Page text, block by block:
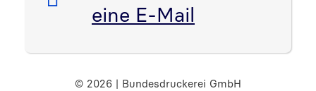
eine E-Mail
© 2026 | Bundesdruckerei GmbH